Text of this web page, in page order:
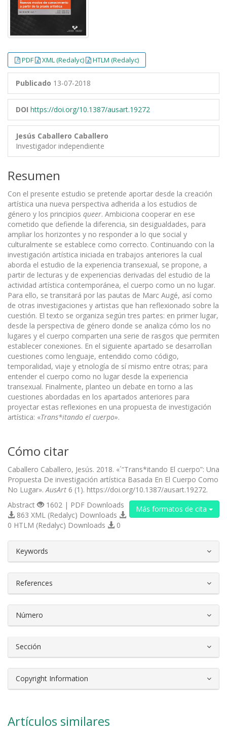
PDF XML (Redalyc) HTLM (Redalyc)
Publicado 13-07-2018
DOI https://doi.org/10.1387/ausart.19272
Jesús Caballero Caballero
Investigador independiente
Resumen
Con el presente estudio se pretende aportar desde la creación
artística una nueva perspectiva adherida a los estudios de
género y los principios queer. Ambiciona cooperar en ese
cometido que defiende la diferencia, sin desigualdades, para
ampliar los horizontes y no responder a lo que social y
culturalmente se establece como correcto. Continuando con la
investigación artística iniciada en trabajos anteriores la cual
aborda el estudio de la experiencia transexual, se propone, a
partir de lecturas y de experiencias derivadas del estudio de la
actividad artística contemporánea, el cuerpo como un no lugar.
Para ello, se transitará por las pautas de Marc Augé, así como
de otras investigaciones y artistas que han reflexionado sobre la
cuestión. El texto se organiza según tres partes: en primer lugar,
desde la perspectiva de género donde se analiza cómo los no
lugares y el cuerpo comparten una serie de rasgos que permiten
establecer conexiones. En el siguiente apartado se desarrollan
cuestiones como lenguaje, entendido como código,
temporalidad, viaje y etnología de sí mismo entre otras; para
entender el cuerpo como no lugar desde la experiencia
transexual. Finalmente, planteo un debate en torno a las
cuestiones abordadas en los apartados anteriores para
proyectar estas reflexiones en una propuesta de investigación
artística: «Trans*itando el cuerpo».
Cómo citar
Caballero Caballero, Jesús. 2018. «´“Trans*itando El cuerpo”: Una
Propuesta De investigación artística Basada En El Cuerpo Como
No Lugar». AusArt 6 (1). https://doi.org/10.1387/ausart.19272.
Más formatos de cita
Abstract
1602 | PDF Downloads
863 XML (Redalyc) Downloads
0 HTLM (Redalyc) Downloads
0
Keywords
References
Número
Sección
Copyright Information
Artículos similares